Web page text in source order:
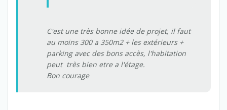
C'est une très bonne idée de projet, il faut
au moins 300 a 350m2 + les extérieurs +
parking avec des bons accès, l'habitation
peut très bien etre a l'étage.
Bon courage